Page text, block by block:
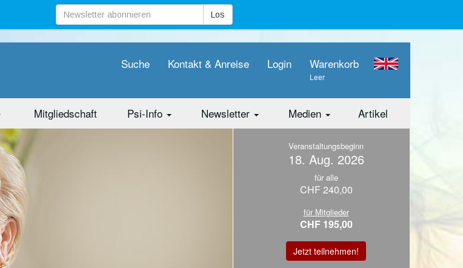
Suche Kontakt & Anreise Login Warenkorb
Leer
Mitgliedschaft Psi-Info Newsletter Medien Artikel
Veranstaltungsbeginn
18. Aug. 2026
für alle
CHF 240,00
für Mitglieder
CHF 195,00
Jetzt teilnehmen!